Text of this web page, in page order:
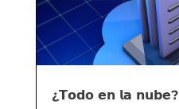
¿𝗧𝗼𝗱𝗼 𝗲𝗻 𝗹𝗮 𝗻𝘂𝗯𝗲?